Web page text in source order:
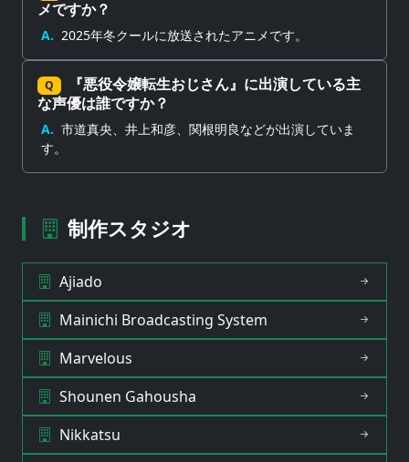
メですか？
A. 2025年冬クールに放送されたアニメです。
Q
『悪役令嬢転生おじさん』に出演している主
な声優は誰ですか？
A. 市道真央、井上和彦、関根明良などが出演していま
す。
制作スタジオ
Ajiado
Mainichi Broadcasting System
Marvelous
Shounen Gahousha
Nikkatsu